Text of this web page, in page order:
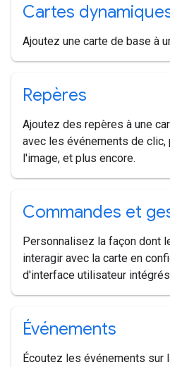
Cartes
Ajoutez une carte de base à
Repères
Ajoutez des repères à une
avec les événements de clic,
l'image, et plus encore.
Commandes et
Personnalisez la façon dont
interagir avec la carte en
d'interface utilisateur
Événements
Écoutez les événements sur